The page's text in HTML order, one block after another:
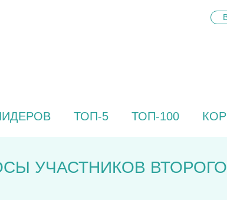
ТОП-5 ТОП-100
УЧАСТНИКОВ